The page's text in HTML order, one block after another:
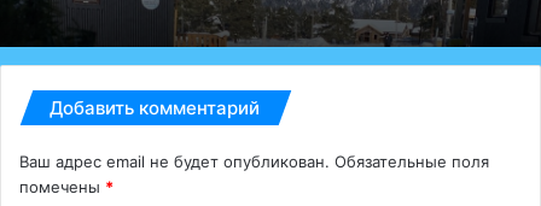
Добавить комментарий
Ваш адрес email не будет опубликован. Обязательные поля
помечены *